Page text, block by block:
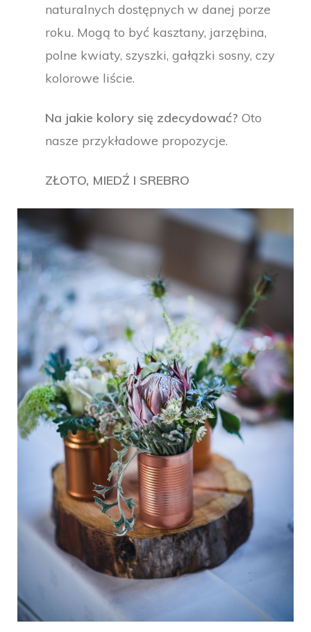
naturalnych dostępnych w danej porze
roku. Mogą to być kasztany, jarzębina,
polne kwiaty, szyszki, gałązki sosny, czy
kolorowe liście.
Na jakie kolory się zdecydować? Oto
nasze przykładowe propozycje.
ZŁOTO, MIEDŹ I SREBRO